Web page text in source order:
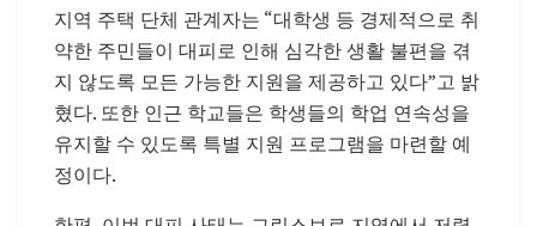
지역 주택 단체 관계자는 “대학생 등 경제적으로 취
약한 주민들이 대피로 인해 심각한 생활 불편을 겪
지 않도록 모든 가능한 지원을 제공하고 있다”고 밝
혔다. 또한 인근 학교들은 학생들의 학업 연속성을
유지할 수 있도록 특별 지원 프로그램을 마련할 예
정이다.